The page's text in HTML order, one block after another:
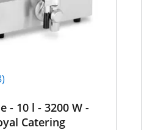
- 10 l - 3200 W -
Catering